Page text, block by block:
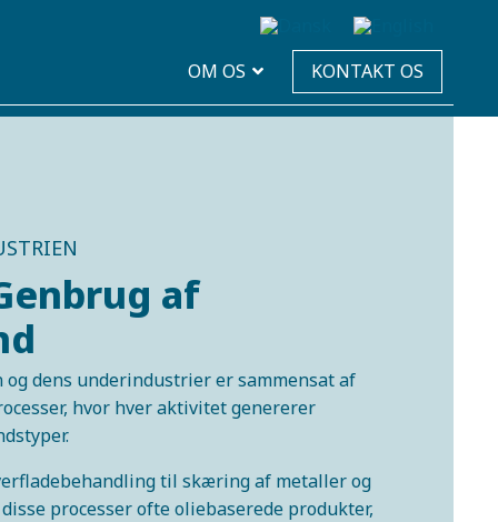
OM OS KONTAKT OS
af
dens underindustrier er sammensat af
hvor hver aktivitet genererer
til skæring af metaller og
processer ofte oliebaserede produkter,